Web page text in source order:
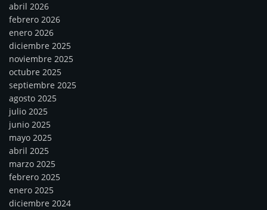
abril 2026
febrero 2026
enero 2026
diciembre 2025
noviembre 2025
octubre 2025
septiembre 2025
agosto 2025
julio 2025
junio 2025
mayo 2025
abril 2025
marzo 2025
febrero 2025
enero 2025
diciembre 2024